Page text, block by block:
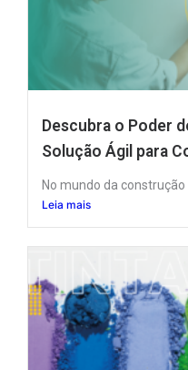
Descubra o Poder
Solução Ágil para
No mundo da
Leia mais